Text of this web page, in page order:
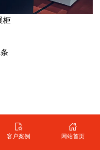
柜
条
展览展示有限公司 版权所有
客户案例 网站首页